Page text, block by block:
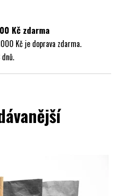
Kč zdarma
Kč je doprava zdarma.